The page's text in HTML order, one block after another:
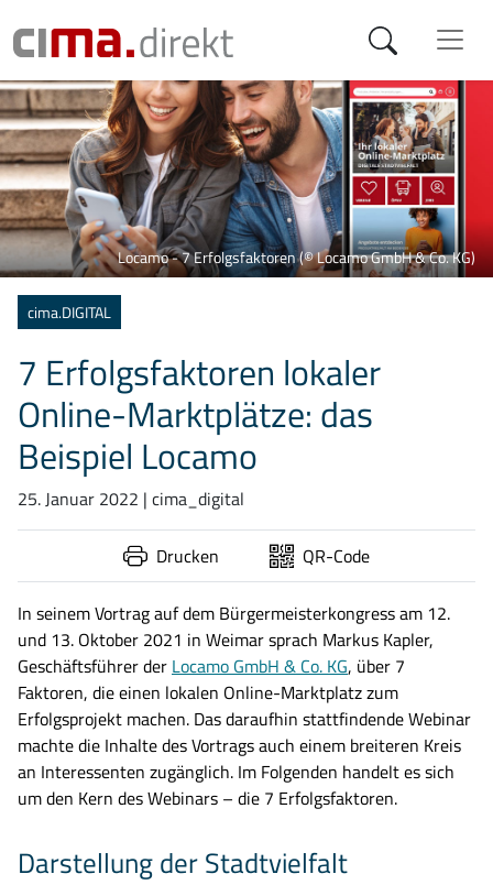
Locamo - 7 Erfolgsfaktoren (© Locamo GmbH & Co. KG)
Kategorien
cima.DIGITAL
7 Erfolgsfaktoren lokaler
Online-Marktplätze: das
Beispiel Locamo
25. Januar 2022 | cima_digital
Drucken QR-Code
In seinem Vortrag auf dem Bürgermeisterkongress am 12.
und 13. Oktober 2021 in Weimar sprach Markus Kapler,
Geschäftsführer der Locamo GmbH & Co. KG, über 7
Faktoren, die einen lokalen Online-Marktplatz zum
Erfolgsprojekt machen. Das daraufhin stattfindende Webinar
machte die Inhalte des Vortrags auch einem breiteren Kreis
an Interessenten zugänglich. Im Folgenden handelt es sich
um den Kern des Webinars – die 7 Erfolgsfaktoren.
Darstellung der Stadtvielfalt